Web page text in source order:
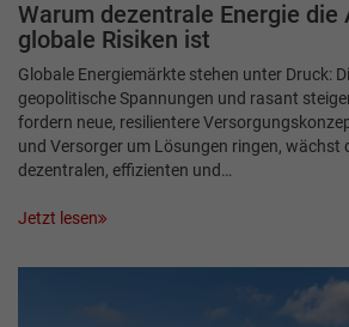
Warum dezentrale Energie
globale Risiken ist
Globale Energiemärkte stehen unter Druck:
geopolitische Spannungen und rasant
fordern neue, resilientere
und Versorger um Lösungen ringen, wächst
dezentralen, effizienten und…
Jetzt lesen